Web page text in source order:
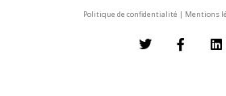
Politique de confidentialité | Mentions